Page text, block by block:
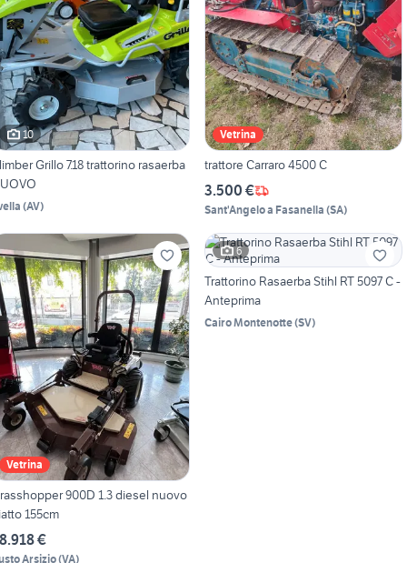
10
Grillo 7.18 trattorino rasaerba
(AV)
Vetrina
trattore Carraro 4500 C
3.500 €
Sant'Angelo a Fasanella (SA)
Vetrina
900D 1.3 diesel nuovo
155cm
€
Arsizio(VA)
6
Trattorino Rasaerba Stihl RT 5097 C -
Anteprima
Cairo Montenotte(SV)